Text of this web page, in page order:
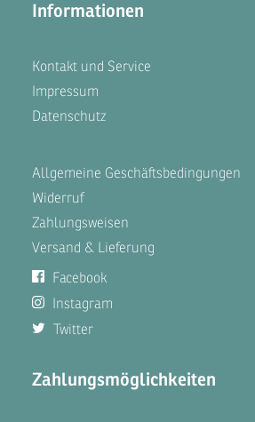
Informationen
Kontakt und Service
Impressum
Datenschutz
Allgemeine Geschäftsbedingungen
Widerruf
Zahlungsweisen
Versand & Lieferung
Facebook
Instagram
Twitter
Zahlungsmöglichkeiten